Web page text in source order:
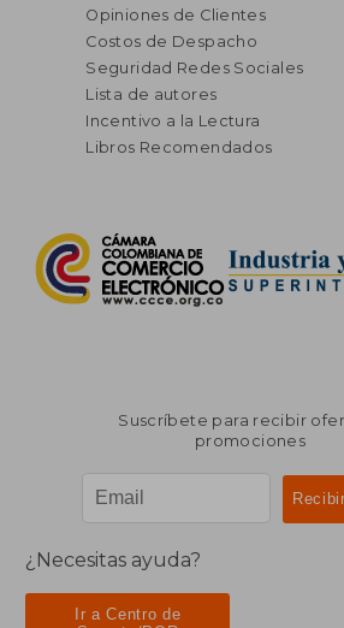
Opiniones de Clientes
Costos de Despacho
Seguridad Redes Sociales
Lista de autores
Incentivo a la Lectura
Libros Recomendados
Suscríbete para recibir
promociones
¿Necesitas ayuda?
Ir a Centro de